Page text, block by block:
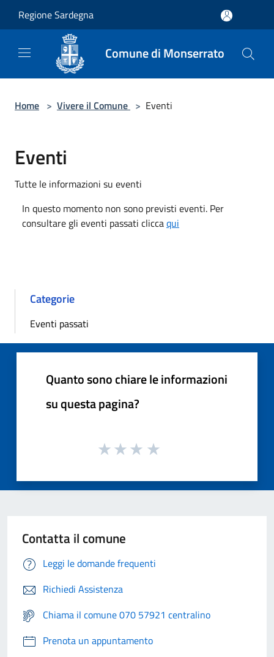
Regione Sardegna
Comune di Monserrato
Home > Vivere il Comune > Eventi
Eventi
Tutte le informazioni su eventi
In questo momento non sono previsti eventi. Per
consultare gli eventi passati cliccaqui
Categorie
Eventi passati
Quanto sono chiare le informazioni
su questa pagina?
Contatta il comune
Leggi le domande frequenti
Richiedi Assistenza
Chiama il comune 070 57921 centralino
Prenota un appuntamento